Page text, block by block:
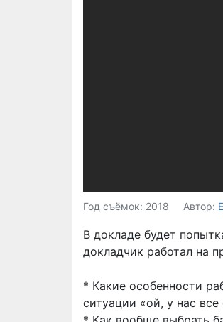
Год съёмок: 2018 Автор:
В докладе будет
докладчик работал на
* Какие особенности
ситуации «ой, у нас